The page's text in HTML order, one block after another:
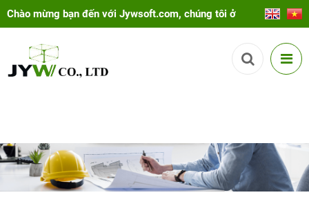
Chào mừng bạn đến với Jywsoft.com, chúng tôi ở
đây để giúp bạn!